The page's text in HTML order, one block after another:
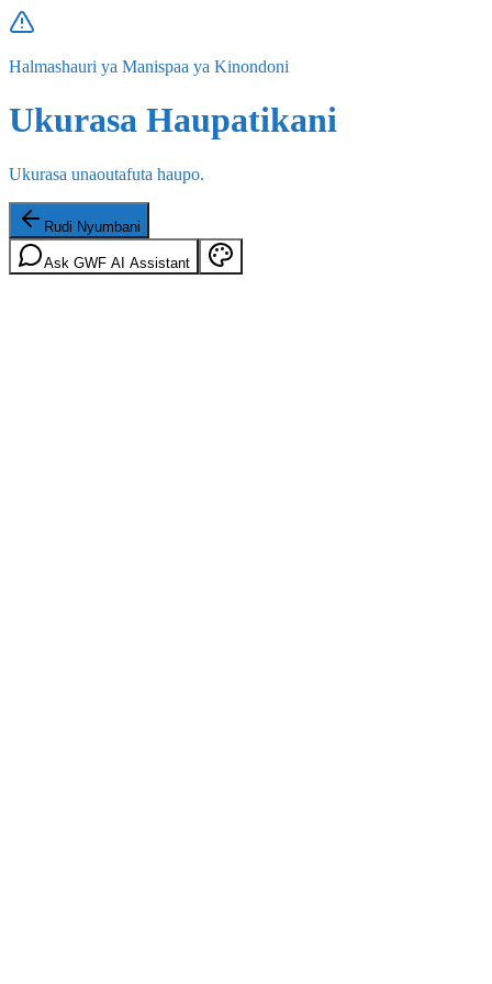
Halmashauri ya Manispaa ya Kinondoni
Ukurasa Haupatikani
Ukurasa unaoutafuta haupo.
Rudi Nyumbani
Ask GWF AI Assistant